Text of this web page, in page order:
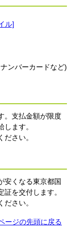
ル]
ンバーカードなど)
。支払金額が限度
ます。
ださい。
安くなる東京都国
を交付します。
ださい。
ージの先頭に戻る